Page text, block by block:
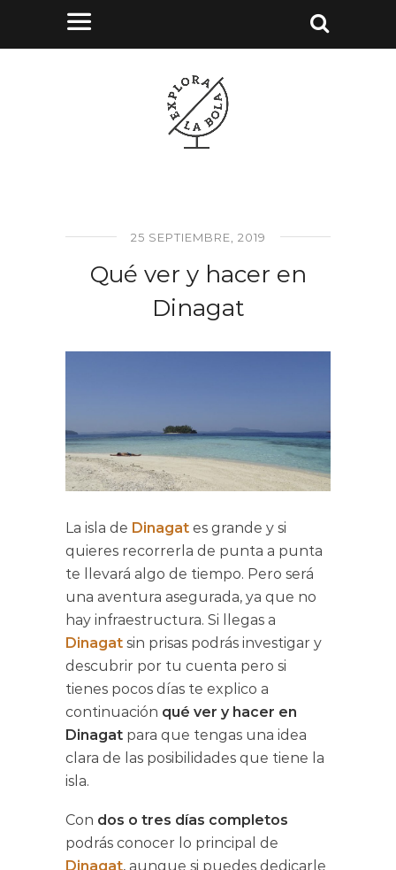
25 SEPTIEMBRE, 2019
Qué ver y hacer en
Dinagat
La isla de Dinagat es grande y si
quieres recorrerla de punta a punta
te llevará algo de tiempo. Pero será
una aventura asegurada, ya que no
hay infraestructura. Si llegas a
Dinagat sin prisas podrás investigar y
descubrir por tu cuenta pero si
tienes pocos días te explico a
continuación qué ver y hacer en
Dinagat para que tengas una idea
clara de las posibilidades que tiene la
isla.
Con dos o tres días completos
podrás conocer lo principal de
Dinagat, aunque si puedes dedicarle